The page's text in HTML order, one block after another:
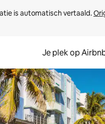
is automatisch vertaald.
Je plek op